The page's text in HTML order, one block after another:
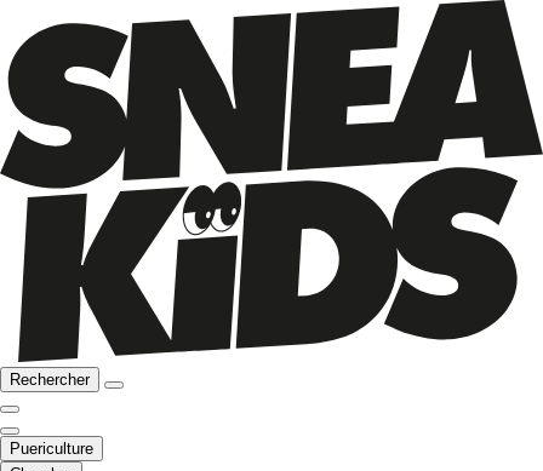
Rechercher
Puericulture